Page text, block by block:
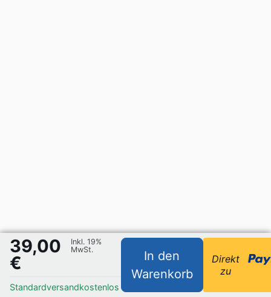
39,00
€
Inkl. 19%
MwSt.
Standardversandkostenlos
In den
Warenkorb
Direkt
zu